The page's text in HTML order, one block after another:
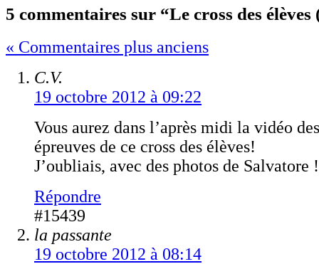
5 commentaires sur “Le cross des
« Commentaires plus anciens
C.V.
19 octobre 2012 à 09:22
Vous aurez dans l’après midi la vidéo
épreuves de ce cross des élèves!
J’oubliais, avec des photos de Salvatore !
Répondre
#15439
la passante
19 octobre 2012 à 08:14